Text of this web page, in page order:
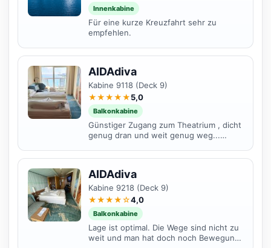
Innenkabine
Für eine kurze Kreuzfahrt sehr zu
empfehlen.
AIDAdiva
Kabine 9118 (Deck 9)
★★★★★5,0
Balkonkabine
Günstiger Zugang zum Theatrium , dicht
genug dran und weit genug weg...
AIDAdiva
Kabine 9218 (Deck 9)
★★★★☆4,0
Balkonkabine
Lage ist optimal. Die Wege sind nicht zu
weit und man hat doch noch Bewegung.